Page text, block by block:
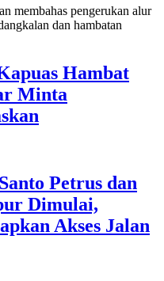
Hambat
Minta
Petrus dan
Dimulai,
Akses Jalan